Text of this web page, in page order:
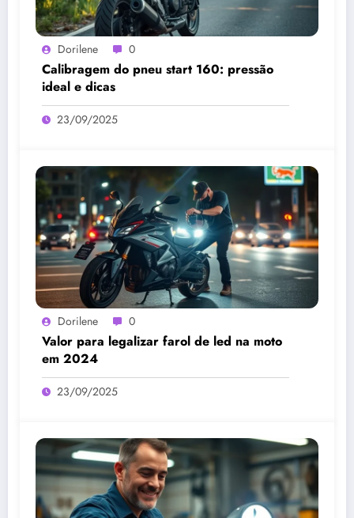
Dorilene 0
Calibragem do pneu start 160: pressão
ideal e dicas
23/09/2025
Dorilene 0
Valor para legalizar farol de led na moto
em 2024
23/09/2025